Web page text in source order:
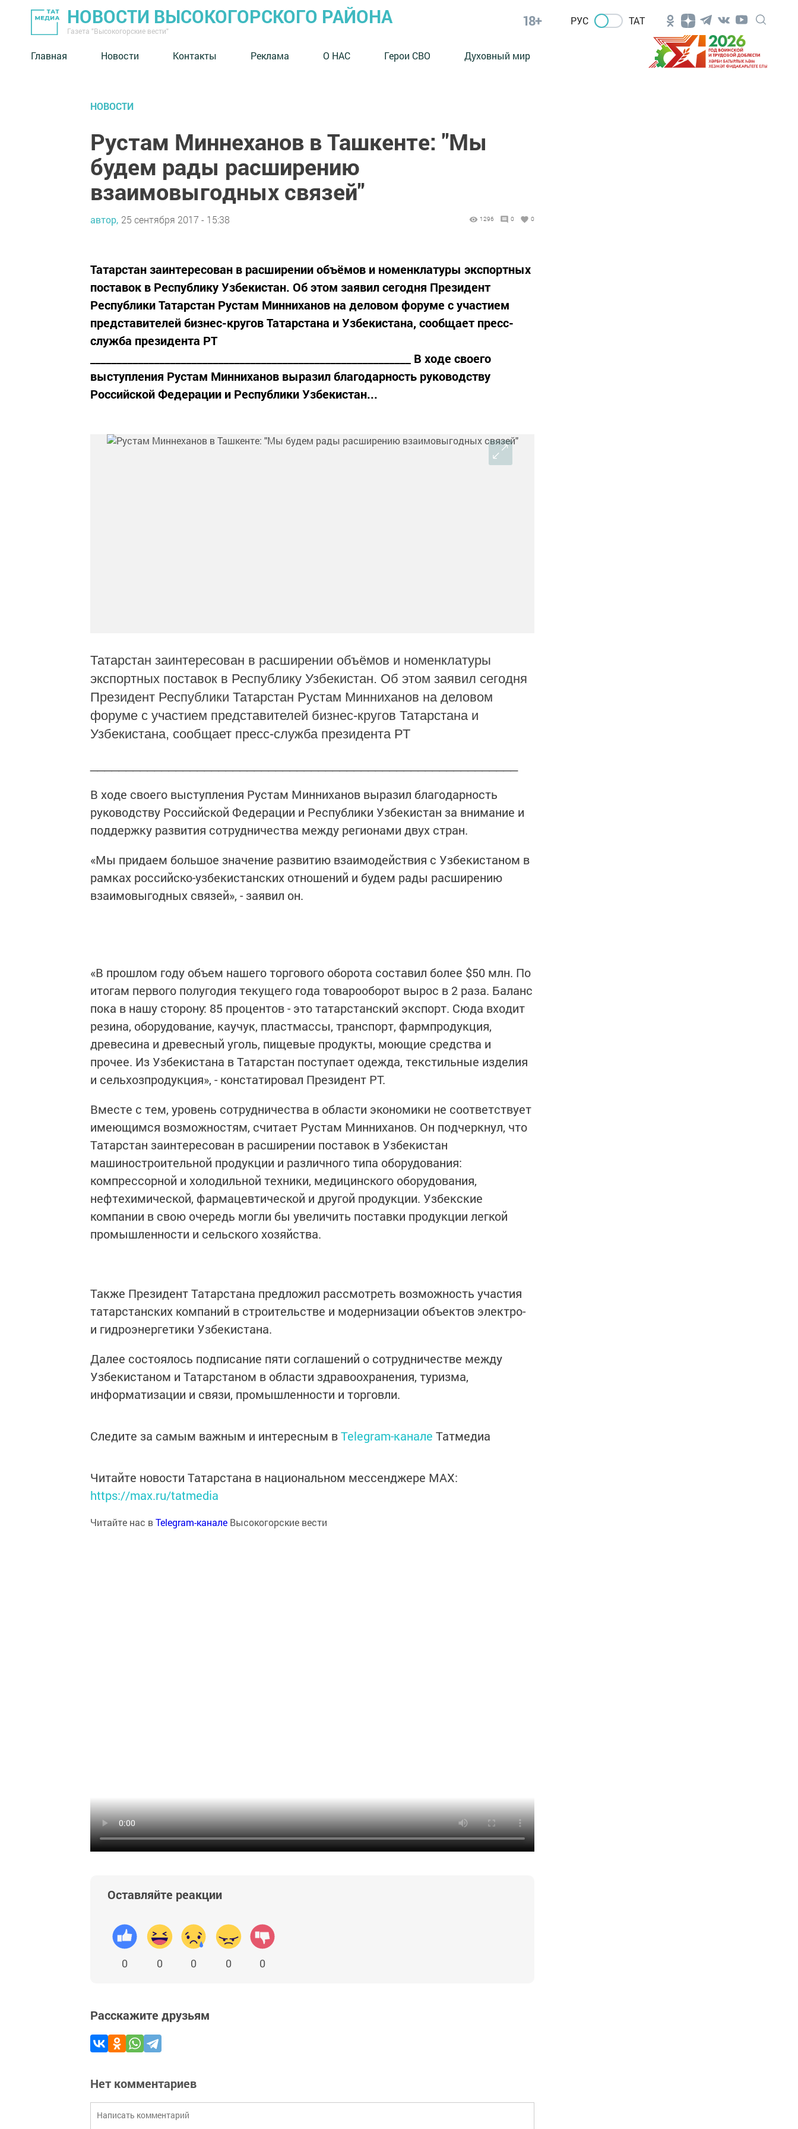
НОВОСТИ ВЫСОКОГОРСКОГО РАЙОНА
Газета "Высокогорские вести"
18+ РУС ТАТ
Главная Новости Контакты Реклама О НАС Герои СВО Духовный мир
НОВОСТИ
Рустам Миннеханов в Ташкенте: "Мы
будем рады расширению
взаимовыгодных связей"
автор, 25 сентября 2017 - 15:38 1296 0 0
Татарстан заинтересован в расширении объёмов и номенклатуры экспортных
поставок в Республику Узбекистан. Об этом заявил сегодня Президент
Республики Татарстан Рустам Минниханов на деловом форуме с участием
представителей бизнес-кругов Татарстана и Узбекистана, сообщает пресс-
служба президента РТ
____________________________________________________________ В ходе своего
выступления Рустам Минниханов выразил благодарность руководству
Российской Федерации и Республики Узбекистан...
Татарстан заинтересован в расширении объёмов и номенклатуры
экспортных поставок в Республику Узбекистан. Об этом заявил сегодня
Президент Республики Татарстан Рустам Минниханов на деловом
форуме с участием представителей бизнес-кругов Татарстана и
Узбекистана, сообщает пресс-служба президента РТ
В ходе своего выступления Рустам Минниханов выразил благодарность
руководству Российской Федерации и Республики Узбекистан за внимание и
поддержку развития сотрудничества между регионами двух стран.
«Мы придаем большое значение развитию взаимодействия с Узбекистаном в
рамках российско-узбекистанских отношений и будем рады расширению
взаимовыгодных связей», - заявил он.
«В прошлом году объем нашего торгового оборота составил более $50 млн. По
итогам первого полугодия текущего года товарооборот вырос в 2 раза. Баланс
пока в нашу сторону: 85 процентов - это татарстанский экспорт. Сюда входит
резина, оборудование, каучук, пластмассы, транспорт, фармпродукция,
древесина и древесный уголь, пищевые продукты, моющие средства и
прочее. Из Узбекистана в Татарстан поступает одежда, текстильные изделия
и сельхозпродукция», - констатировал Президент РТ.
Вместе с тем, уровень сотрудничества в области экономики не соответствует
имеющимся возможностям, считает Рустам Минниханов. Он подчеркнул, что
Татарстан заинтересован в расширении поставок в Узбекистан
машиностроительной продукции и различного типа оборудования:
компрессорной и холодильной техники, медицинского оборудования,
нефтехимической, фармацевтической и другой продукции. Узбекские
компании в свою очередь могли бы увеличить поставки продукции легкой
промышленности и сельского хозяйства.
Также Президент Татарстана предложил рассмотреть возможность участия
татарстанских компаний в строительстве и модернизации объектов электро-
и гидроэнергетики Узбекистана.
Далее состоялось подписание пяти соглашений о сотрудничестве между
Узбекистаном и Татарстаном в области здравоохранения, туризма,
информатизации и связи, промышленности и торговли.
Следите за самым важным и интересным вTelegram-канале Татмедиа
Читайте новости Татарстана в национальном мессенджере MАХ:
https://max.ru/tatmedia
Читайте нас вTelegram-канале Высокогорские вести
Оставляйте реакции
0 0 0 0 0
Расскажите друзьям
Нет комментариев